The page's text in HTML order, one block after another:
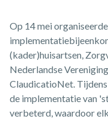
Op 14 mei
(kader)huisartsen,
Nederlandse
ClaudicatioNet.
de implementatie van
verbeterd, waardoor